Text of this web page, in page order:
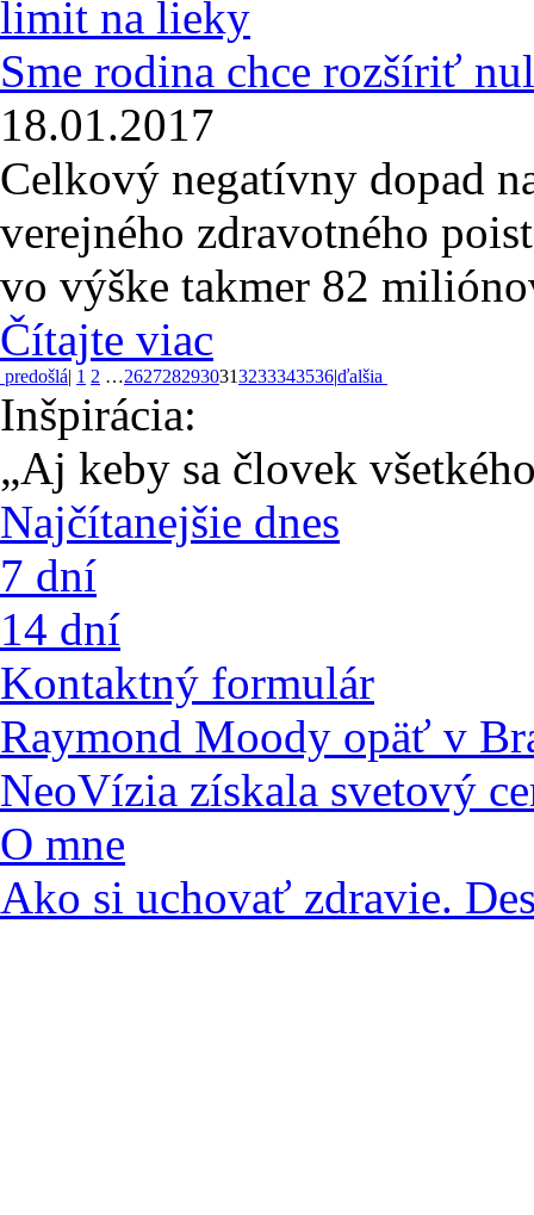
Sme rodina chce rozšíriť
18.01.2017
Celkový negatívny dopad
verejného zdravotného
vo výške takmer 82
Čítajte viac
predošlá| 1 2 …2627282930313233343536|ďalšia
Inšpirácia:
„Aj keby sa človek
Najčítanejšie dnes
7 dní
14 dní
Kontaktný formulár
Raymond Moody opäť v
NeoVízia získala svetový
O mne
Ako si uchovať zdravie.